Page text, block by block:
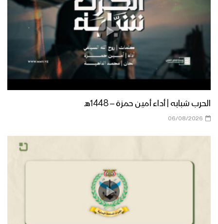
الحرب شبابه | أداء أمين حمزة – 1448هـ
06/08/2026